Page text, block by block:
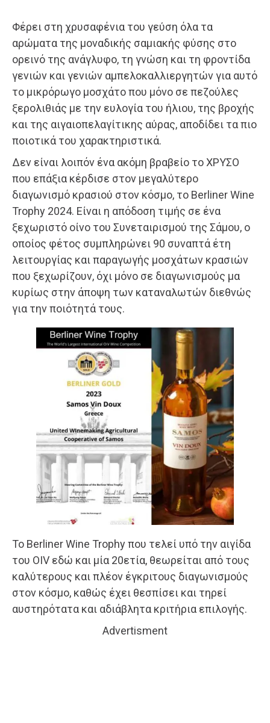
Φέρει στη χρυσαφένια του γεύση όλα τα
αρώματα της μοναδικής σαμιακής φύσης στο
ορεινό της ανάγλυφο, τη γνώση και τη φροντίδα
γενιών και γενιών αμπελοκαλλιεργητών για αυτό
το μικρόρωγο μοσχάτο που μόνο σε πεζούλες
ξερολιθιάς με την ευλογία του ήλιου, της βροχής
και της αιγαιοπελαγίτικης αύρας, αποδίδει τα πιο
ποιοτικά του χαρακτηριστικά.
Δεν είναι λοιπόν ένα ακόμη βραβείο το ΧΡΥΣΟ
που επάξια κέρδισε στον μεγαλύτερο
διαγωνισμό κρασιού στον κόσμο, το Berliner Wine
Trophy 2024. Eίναι η απόδοση τιμής σε ένα
ξεχωριστό οίνο του Συνεταιρισμού της Σάμου, ο
οποίος φέτος συμπληρώνει 90 συναπτά έτη
λειτουργίας και παραγωγής μοσχάτων κρασιών
που ξεχωρίζουν, όχι μόνο σε διαγωνισμούς μα
κυρίως στην άποψη των καταναλωτών διεθνώς
για την ποιότητά τους.
Το Berliner Wine Trophy που τελεί υπό την αιγίδα
του OIV εδώ και μία 20ετία, θεωρείται από τους
καλύτερους και πλέον έγκριτους διαγωνισμούς
στον κόσμο, καθώς έχει θεσπίσει και τηρεί
αυστηρότατα και αδιάβλητα κριτήρια επιλογής.
Advertisment